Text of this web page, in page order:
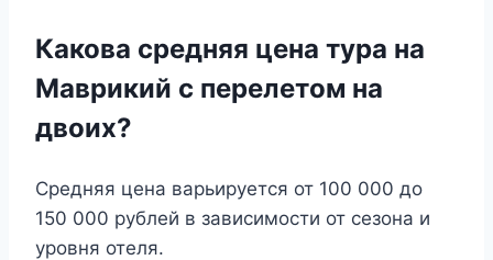
Какова средняя цена тура на
Маврикий с перелетом на
двоих?
Средняя цена варьируется от 100 000 до
150 000 рублей в зависимости от сезона и
уровня отеля.